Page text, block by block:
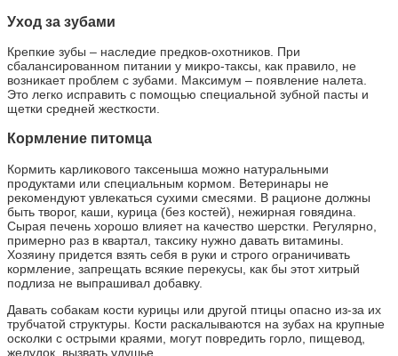
Уход за зубами
Крепкие зубы – наследие предков-охотников. При
сбалансированном питании у микро-таксы, как правило, не
возникает проблем с зубами. Максимум – появление налета.
Это легко исправить с помощью специальной зубной пасты и
щетки средней жесткости.
Кормление питомца
Кормить карликового таксеныша можно натуральными
продуктами или специальным кормом. Ветеринары не
рекомендуют увлекаться сухими смесями. В рационе должны
быть творог, каши, курица (без костей), нежирная говядина.
Сырая печень хорошо влияет на качество шерстки. Регулярно,
примерно раз в квартал, таксику нужно давать витамины.
Хозяину придется взять себя в руки и строго ограничивать
кормление, запрещать всякие перекусы, как бы этот хитрый
подлиза не выпрашивал добавку.
Давать собакам кости курицы или другой птицы опасно из-за их
трубчатой структуры. Кости раскалываются на зубах на крупные
осколки с острыми краями, могут повредить горло, пищевод,
желудок, вызвать удушье.